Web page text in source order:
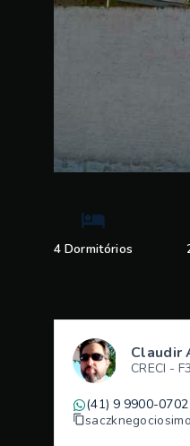
4 Dormitórios
Claudir
CRECI -
(41) 9 9900-0702